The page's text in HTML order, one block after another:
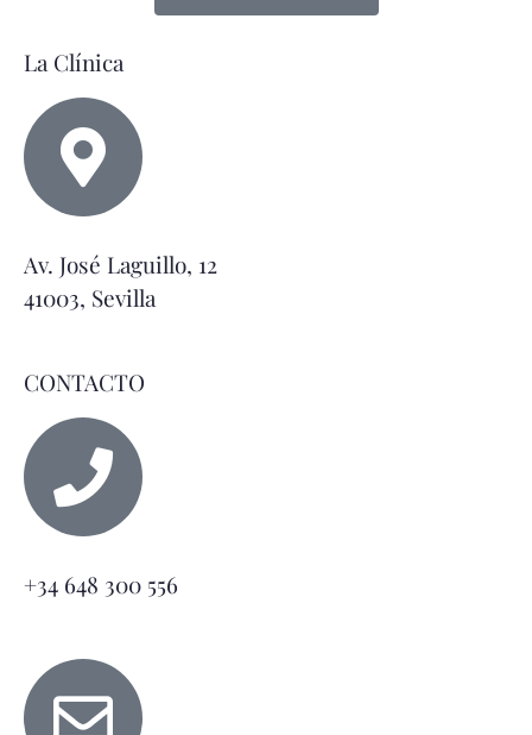
La Clínica
Av. José Laguillo, 12
41003, Sevilla
CONTACTO
+34 648 300 556